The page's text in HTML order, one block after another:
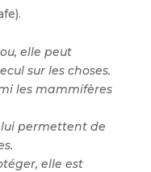
elle peut
sur les choses.
les mammifères
permettent de
elle est